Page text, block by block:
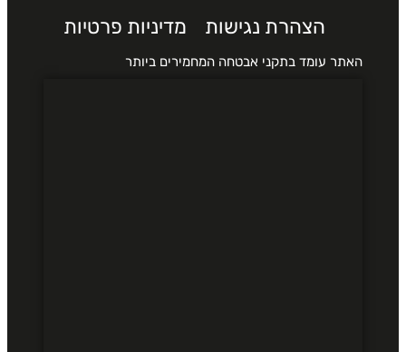
הצהרת נגישות מדיניות פרטיות
האתר עומד בתקני אבטחה המחמירים ביותר